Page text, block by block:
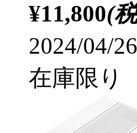
¥11,800(
2024/04/
在庫限り